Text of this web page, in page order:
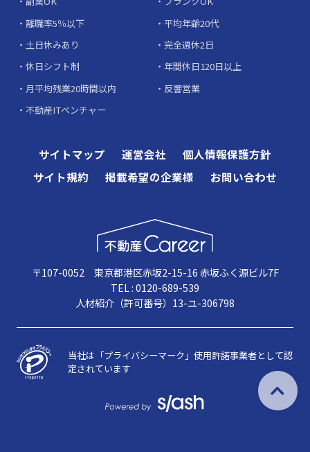
離職率5％以下
平均年齢20代
土日休みあり
完全週休2日
休日シフト制
年間休日120日以上
月平均残業20時間以内
反響営業
不動産ITベンチャー
サイトマップ 運営会社
個人情報保護方針
サイト規約
掲載希望の企業様 お問い合わせ
〒107-0052 東京都港区赤坂2-15-16 赤坂ふく源ビル7F
TEL : 0120-689-539
人材紹介（許可番号）13-ユ-306798
当社は「プライバシーマーク」使用許諾事業者として認
定されています